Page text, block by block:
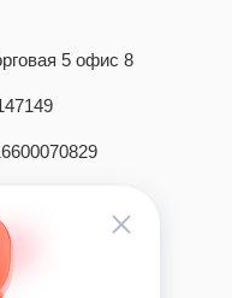
5 офис 8